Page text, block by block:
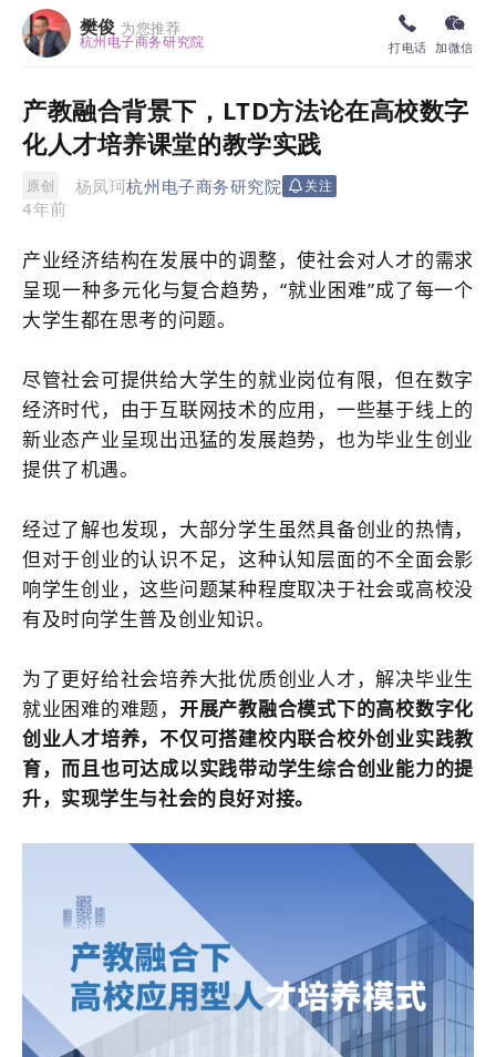
樊俊 为您推荐
杭州电子商务研究院 打电话 加微信
产教融合背景下，LTD方法论在高校数字
化人才培养课堂的教学实践
原创 杨凤珂杭州电子商务研究院 关注
4年前
产业经济结构在发展中的调整，使社会对人才的需求
呈现一种多元化与复合趋势，“就业困难”成了每一个
大学生都在思考的问题。
尽管社会可提供给大学生的就业岗位有限，但在数字
经济时代，由于互联网技术的应用，一些基于线上的
新业态产业呈现出迅猛的发展趋势，也为毕业生创业
提供了机遇。
经过了解也发现，大部分学生虽然具备创业的热情，
但对于创业的认识不足，这种认知层面的不全面会影
响学生创业，这些问题某种程度取决于社会或高校没
有及时向学生普及创业知识。
为了更好给社会培养大批优质创业人才，解决毕业生
就业困难的难题， 开展产教融合模式下的高校数字化
创业人才培养，不仅可搭建校内联合校外创业实践教
育，而且也可达成以实践带动学生综合创业能力的提
升，实现学生与社会的良好对接。